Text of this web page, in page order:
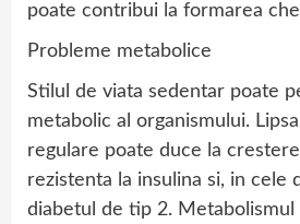
poate contribui la formarea
Probleme metabolice
Stilul de viata sedentar poate
metabolic al organismului.
regulare poate duce la
rezistenta la insulina si, in cele
diabetul de tip 2.